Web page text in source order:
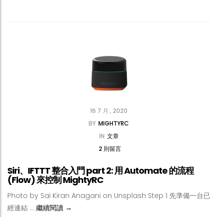
16 7 月 , 2020
BY MIGHTYRC
IN 文章
2 則留言
Siri、IFTTT 整合入門 part 2: 用 Automate 的流程
(Flow) 來控制 MightyRC
Photo by Sai Kiran Anagani on Unsplash Step 1 先準備一台已
經連結 … 繼續閱讀 Siri、IFTTT 整合入門 part 2: 用 Automate 的流
→